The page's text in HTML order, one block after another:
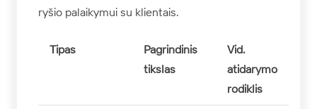
ryšio palaikymui su klientais.
Tipas
Pagrindinis
tikslas
Vid.
atidarymo
rodiklis